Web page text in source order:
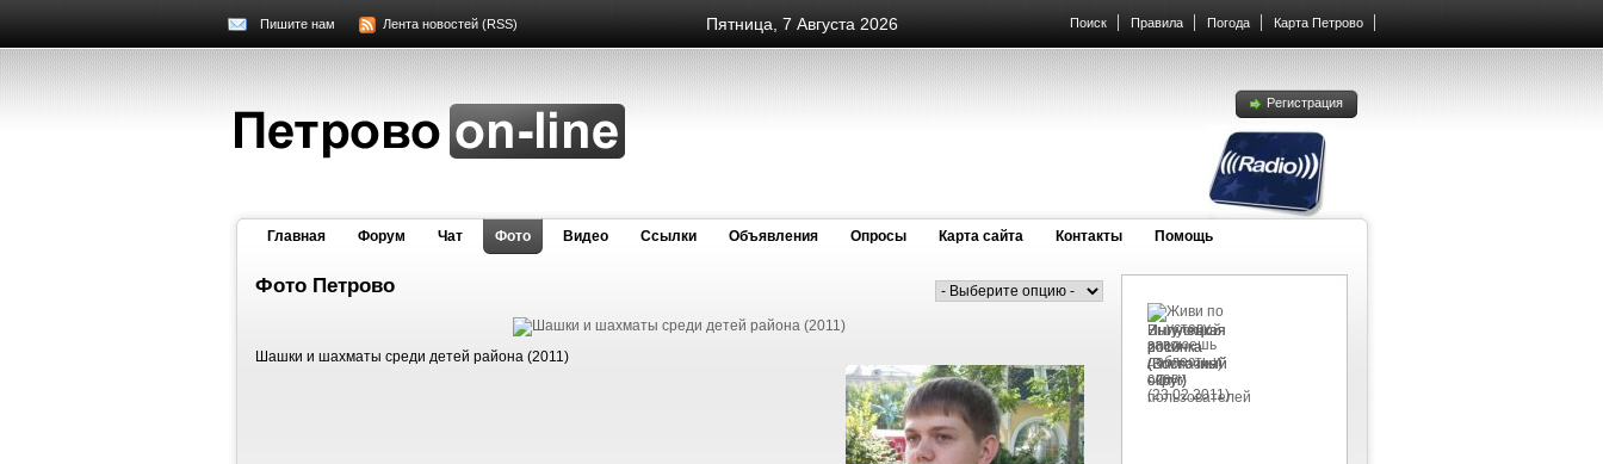
Пятница, 7 Августа 2026
Пишите нам Лента новостей (RSS) Поиск Правила Погода Карта Петрово
Регистрация
Главная Форум Чат Фото Видео Cсылки Объявления Опросы Карта сайта Контакты Помощь
Фото Петрово
Шашки и шахматы среди детей района (2011)